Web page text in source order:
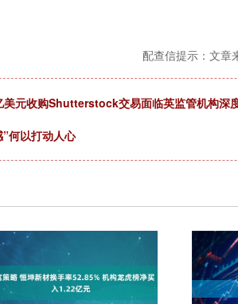
配查信提示：文章
元收购Shutterstock交易面临英监管机构深
何以打动人心